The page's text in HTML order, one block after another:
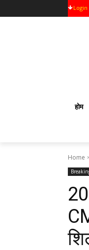
Login
होम
Home